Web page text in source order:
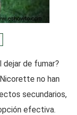
de fumar?
no han
secundarios,
efectiva.